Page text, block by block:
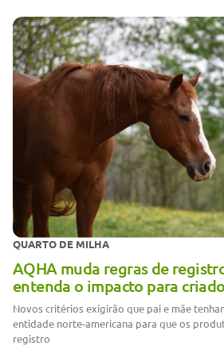
QUARTO DE MILHA
AQHA muda regras de
entenda o impacto para
Novos critérios exigirão que pai e mãe
entidade norte-americana para que os
registro